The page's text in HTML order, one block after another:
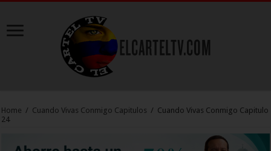
Home / Cuando Vivas Conmigo Capitulos / Cuando Vivas Conmigo Capitulo
24